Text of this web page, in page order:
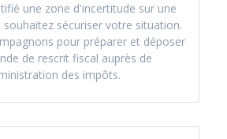
une zone d'incertitude sur une
sécuriser votre situation.
pour préparer et déposer
de rescrit fiscal auprès de
des impôts.